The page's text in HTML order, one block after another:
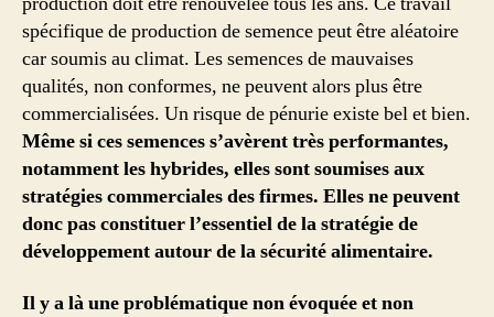
spécifique de production de semence peut être aléatoire
car soumis au climat. Les semences de mauvaises
qualités, non conformes, ne peuvent alors plus être
commercialisées. Un risque de pénurie existe bel et bien.
Même si ces semences s’avèrent très performantes,
notamment les hybrides, elles sont soumises aux
stratégies commerciales des firmes. Elles ne peuvent
donc pas constituer l’essentiel de la stratégie de
développement autour de la sécurité alimentaire.
Il y a là une problématique non évoquée et non